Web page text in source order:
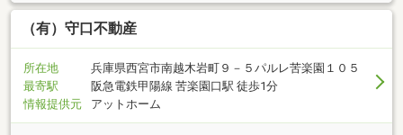
の遊休土地等のご相談も受け付けておりますのでどうぞお気軽にご
相談ください。【あらゆる分野の専門家のご紹介が可能です！】司
こと、その他あらゆる分野の専門家とのネットワークがございます
ので不動産関連以外のご相談にも迅速丁寧かつ確実にご対応させて
頂きます。
（有）守口不動産
所在地
兵庫県西宮市南越木岩町９－５パルレ苦楽園１０５
最寄駅
阪急電鉄甲陽線 苦楽園口駅 徒歩1分
情報提供元
アットホーム